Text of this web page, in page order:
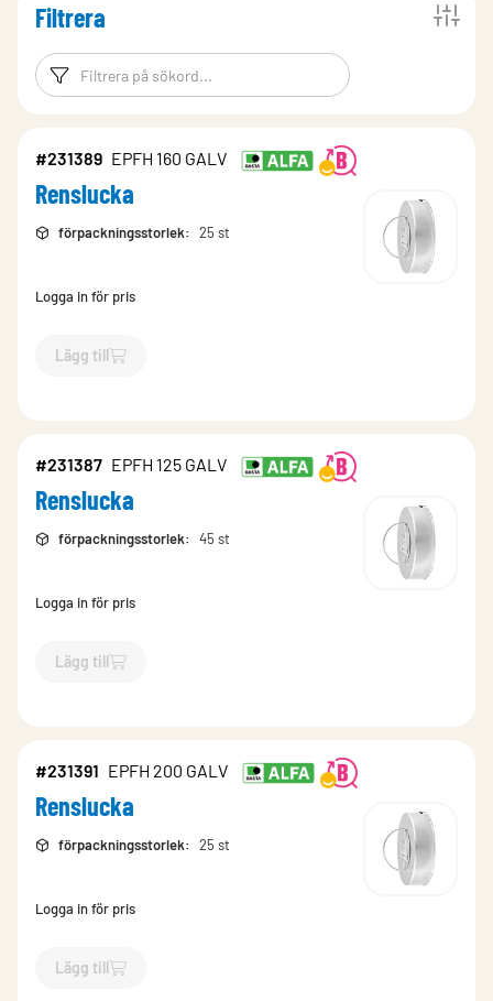
Filtrera
Filtreringsord Filtrera
#231389 EPFH 160 GALV
Renslucka
förpackningsstorlek: 25 st
Logga in för pris
Lägg till
`$Lägg till
#231387 EPFH 125 GALV
Renslucka
förpackningsstorlek: 45 st
Logga in för pris
Lägg till
`$Lägg till
#231391 EPFH 200 GALV
Renslucka
förpackningsstorlek: 25 st
Logga in för pris
Lägg till
`$Lägg till